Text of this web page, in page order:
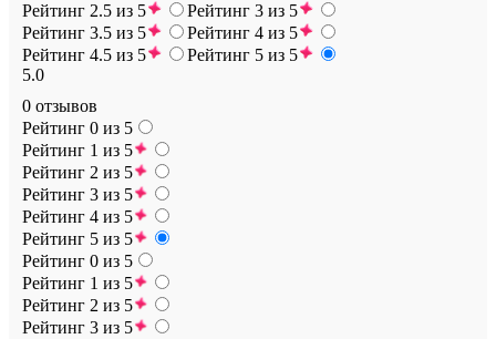
Рейтинг 2.5 из 5
Рейтинг 3 из 5
Рейтинг 3.5 из 5
Рейтинг 4 из 5
Рейтинг 4.5 из 5
Рейтинг 5 из 5
5.0
0 отзывов
Рейтинг 0 из 5
Рейтинг 1 из 5
Рейтинг 2 из 5
Рейтинг 3 из 5
Рейтинг 4 из 5
Рейтинг 5 из 5
Рейтинг 0 из 5
Рейтинг 1 из 5
Рейтинг 2 из 5
Рейтинг 3 из 5